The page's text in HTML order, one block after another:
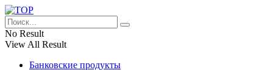
No Result
View All Result
Банковские продукты